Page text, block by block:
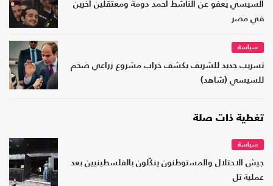
السيسي يعفو عن الناشط أحمد دومة ومعتقلين آخرين
في مصر
سياسة
تسريب جديد للشريف يكشف خراب مشروع زراعي ضخم
للسيسي (شاهد)
تغطية ذات صلة
سياسة
جيش الاحتلال والمستوطنون ينكّلون بالفلسطينيين بعد
عملية تل